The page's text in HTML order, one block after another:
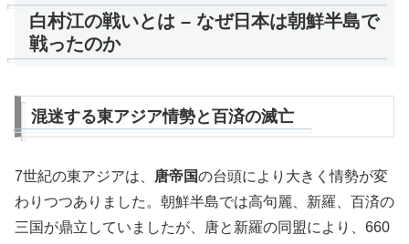
白村江の戦いとは – なぜ日本は朝鮮半島で
戦ったのか
混迷する東アジア情勢と百済の滅亡
7世紀の東アジアは、 唐帝国の台頭により大きく情勢が変
わりつつありました。朝鮮半島では高句麗、新羅、百済の
三国が鼎立していましたが、唐と新羅の同盟により、660